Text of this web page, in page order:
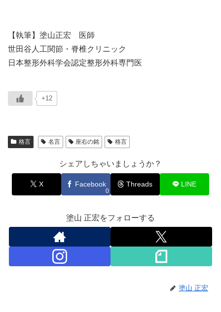
【執筆】塗山正宏 医師
世田谷人工関節・脊椎クリニック
日本整形外科学会認定整形外科専門医
+12
格言 名言 座右の銘 格言
シェアしちゃいましょうか？
X Facebook
0
Threads LINE
塗山 正宏をフォローする
塗山 正宏